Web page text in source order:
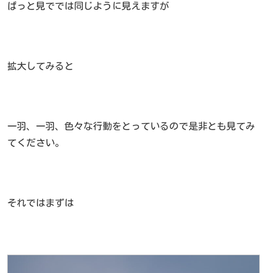
ぱっと見ででは同じように見えますが
拡大してみると
一羽、一羽、色々な行動をとっているので是非とも見てみ
てください。
それではまずは